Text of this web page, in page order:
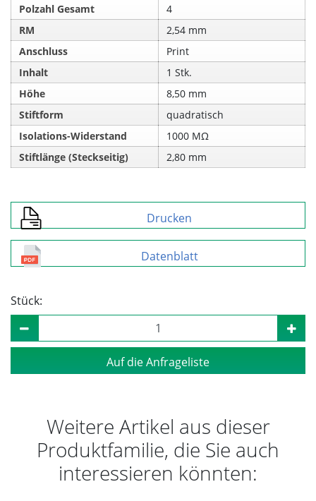
Polzahl Gesamt
4
RM
2,54 mm
Anschluss
Print
Inhalt
1 Stk.
Höhe
8,50 mm
Stiftform
quadratisch
Isolations-Widerstand
1000 MΩ
Stiftlänge (Steckseitig)
2,80 mm
Drucken
Datenblatt
Stück:
Auf die Anfrageliste
Weitere Artikel aus dieser
Produktfamilie, die Sie auch
interessieren könnten: